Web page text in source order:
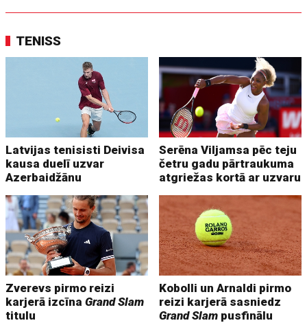
TENISS
Latvijas tenisisti Deivisa
kausa duelī uzvar
Azerbaidžānu
Serēna Viljamsa pēc teju
četru gadu pārtraukuma
atgriežas kortā ar uzvaru
Zverevs pirmo reizi
karjerā izcīnaGrand Slam
titulu
Kobolli un Arnaldi pirmo
reizi karjerā sasniedz
Grand Slam pusfinālu